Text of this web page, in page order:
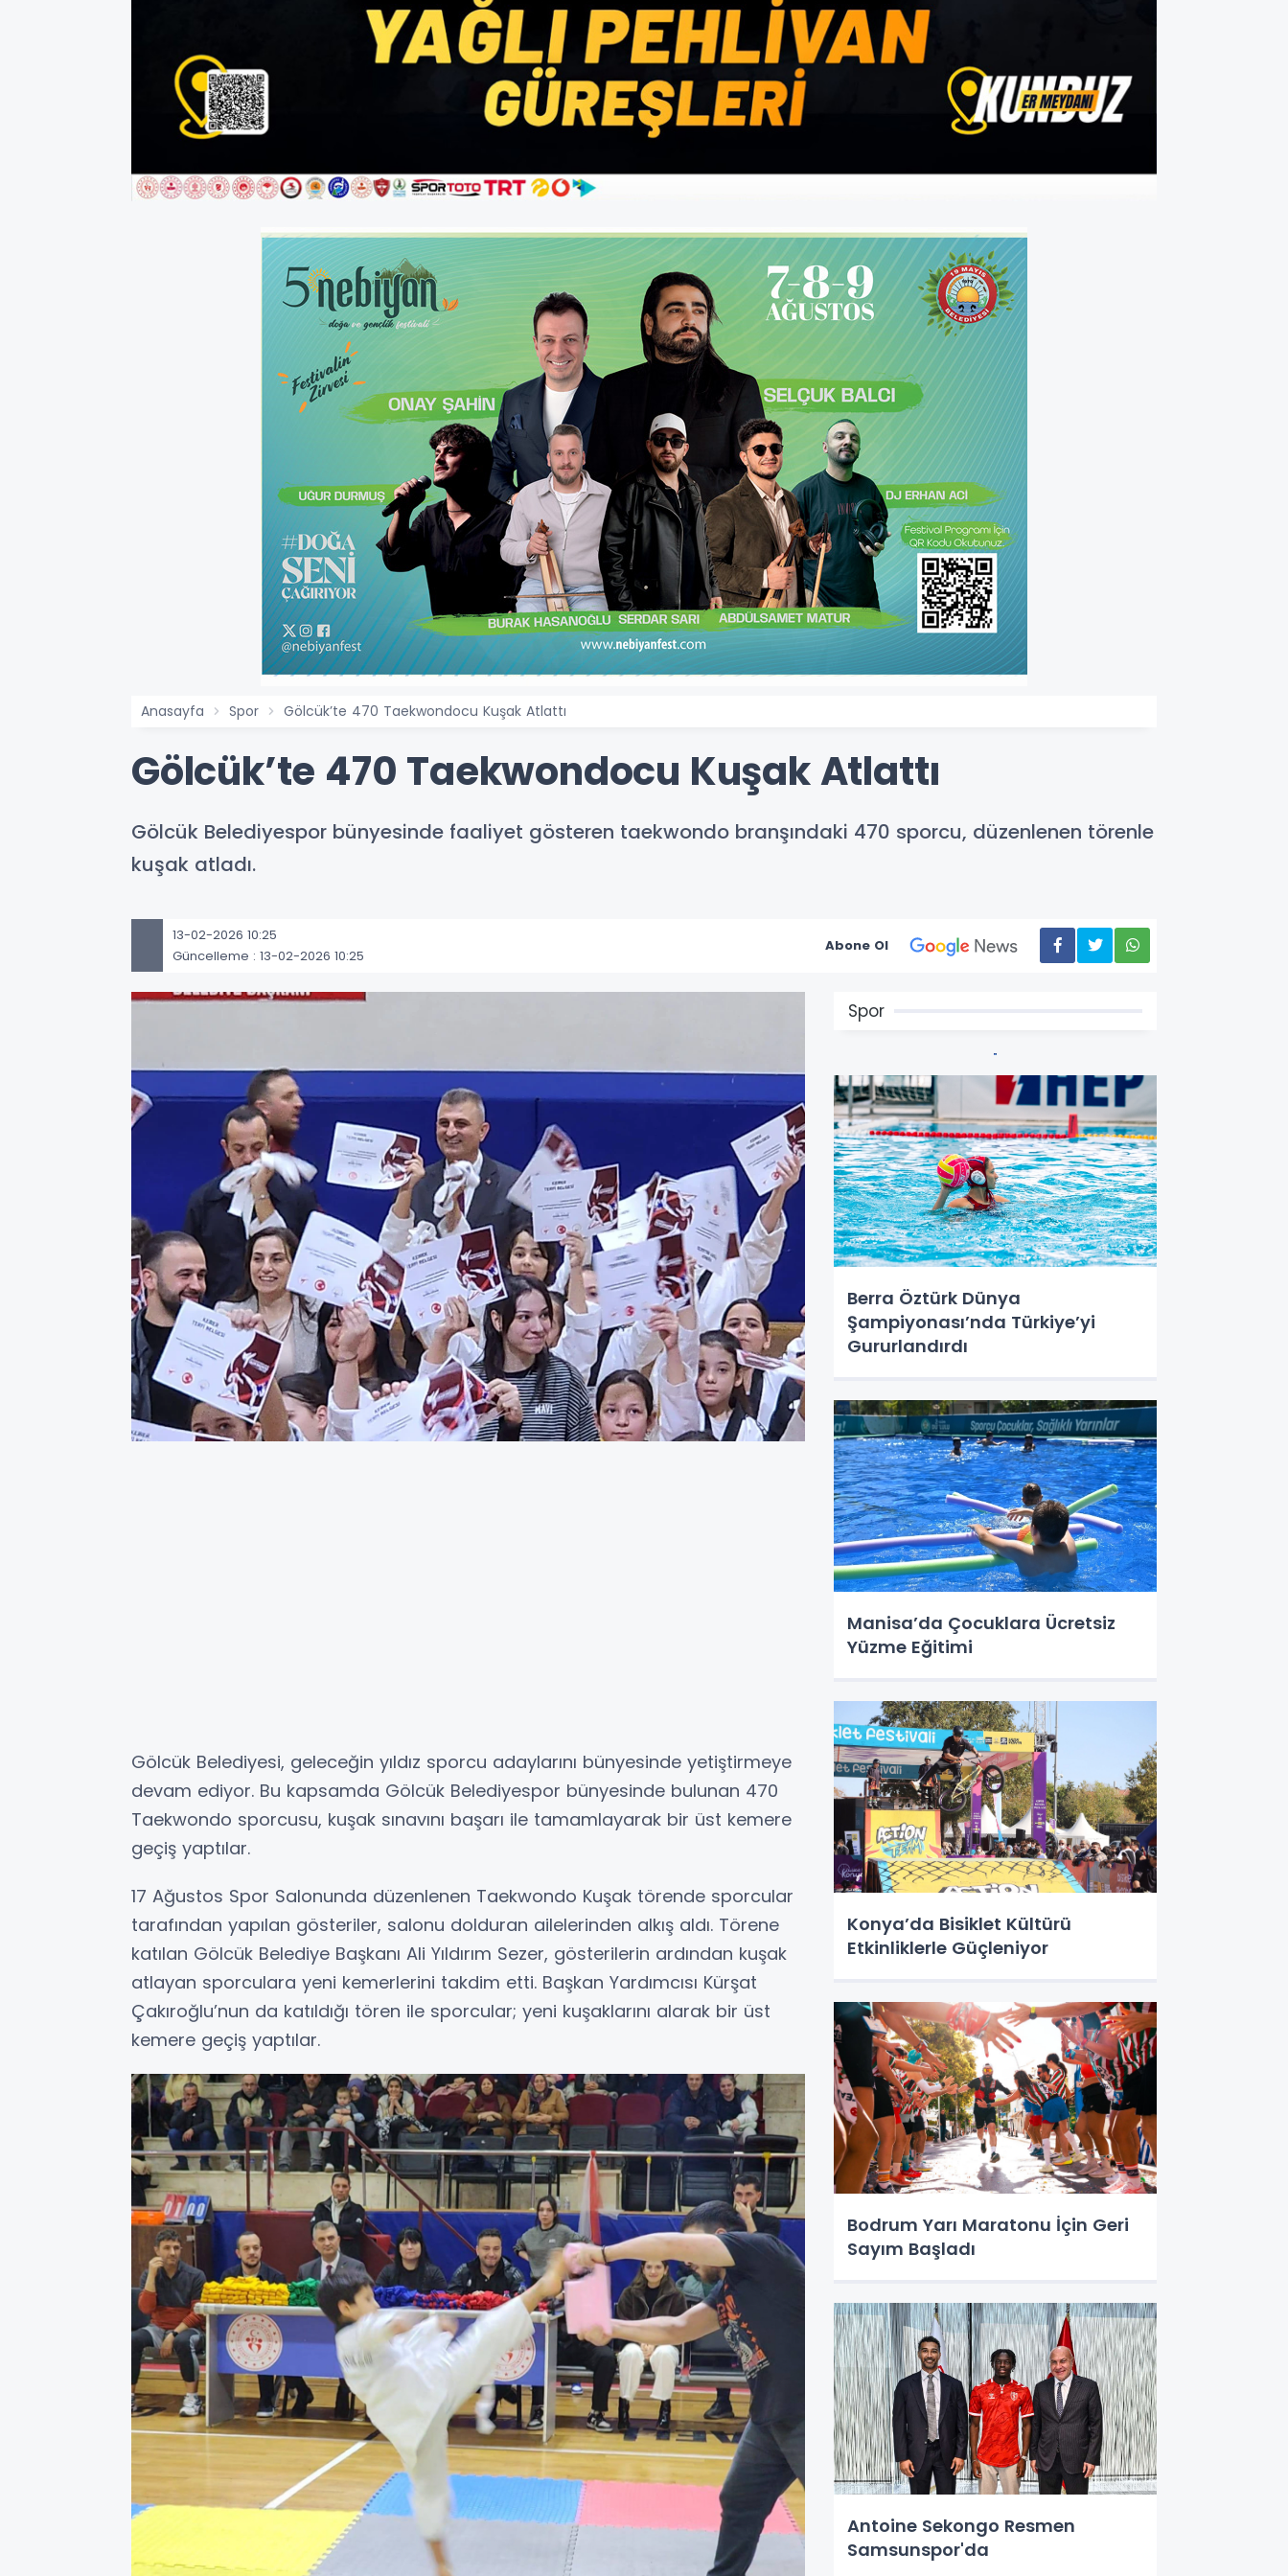
Anasayfa Spor Gölcük’te 470 Taekwondocu Kuşak Atlattı
Gölcük’te 470 Taekwondocu Kuşak Atlattı
Gölcük Belediyespor bünyesinde faaliyet gösteren taekwondo branşındaki 470 sporcu, düzenlenen törenle
kuşak atladı.
13-02-2026 10:25
Güncelleme : 13-02-2026 10:25
Abone Ol
Gölcük Belediyesi, geleceğin yıldız sporcu adaylarını bünyesinde yetiştirmeye
devam ediyor. Bu kapsamda Gölcük Belediyespor bünyesinde bulunan 470
Taekwondo sporcusu, kuşak sınavını başarı ile tamamlayarak bir üst kemere
geçiş yaptılar.
17 Ağustos Spor Salonunda düzenlenen Taekwondo Kuşak törende sporcular
tarafından yapılan gösteriler, salonu dolduran ailelerinden alkış aldı. Törene
katılan Gölcük Belediye Başkanı Ali Yıldırım Sezer, gösterilerin ardından kuşak
atlayan sporculara yeni kemerlerini takdim etti. Başkan Yardımcısı Kürşat
Çakıroğlu’nun da katıldığı tören ile sporcular; yeni kuşaklarını alarak bir üst
kemere geçiş yaptılar.
Spor
Berra Öztürk Dünya
Şampiyonası’nda Türkiye’yi
Gururlandırdı
Manisa’da Çocuklara Ücretsiz
Yüzme Eğitimi
Konya’da Bisiklet Kültürü
Etkinliklerle Güçleniyor
Bodrum Yarı Maratonu İçin Geri
Sayım Başladı
Antoine Sekongo Resmen
Samsunspor'da